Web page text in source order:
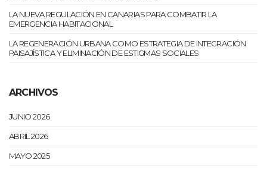
LA NUEVA REGULACIÓN EN CANARIAS PARA COMBATIR LA
EMERGENCIA HABITACIONAL
LA REGENERACIÓN URBANA COMO ESTRATEGIA DE INTEGRACIÓN
PAISAJÍSTICA Y ELIMINACIÓN DE ESTIGMAS SOCIALES
ARCHIVOS
JUNIO 2026
ABRIL 2026
MAYO 2025